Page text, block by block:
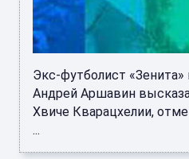
Экс-футболист
Андрей Аршавин
Хвиче Кварацхелии,
...